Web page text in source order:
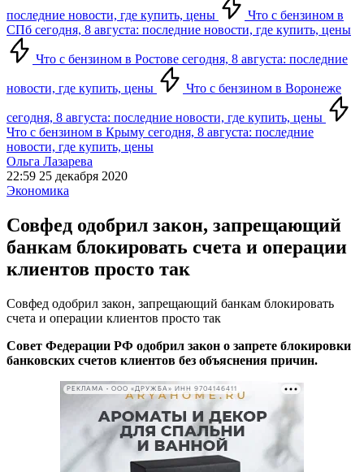
последние новости, где купить, цены
Что с бензином в
СПб сегодня, 8 августа: последние новости, где купить, цены
Что с бензином в Ростове сегодня, 8 августа: последние
новости, где купить, цены Что с бензином в Воронеже
сегодня, 8 августа: последние новости, где купить, цены
Что с бензином в Крыму сегодня, 8 августа: последние
новости, где купить, цены
Ольга Лазарева
22:59 25 декабря 2020
Экономика
Совфед одобрил закон, запрещающий
банкам блокировать счета и операции
клиентов просто так
Совфед одобрил закон, запрещающий банкам блокировать
счета и операции клиентов просто так
Совет Федерации РФ одобрил закон о запрете блокировки
банковских счетов клиентов без объяснения причин.
РЕКЛАМА • ООО «ДРУЖБА» ИНН 9704146411